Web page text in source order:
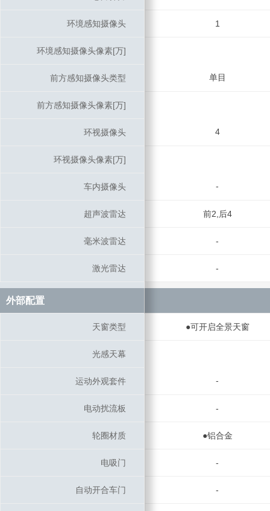
环境感知摄像头 1
环境感知摄像头像素[万]
前方感知摄像头类型 单目
前方感知摄像头像素[万]
环视摄像头 4
环视摄像头像素[万]
车内摄像头 -
超声波雷达 前2,后4
毫米波雷达 -
激光雷达 -
外部配置
天窗类型 ●可开启全景天窗
光感天幕
运动外观套件 -
电动扰流板 -
轮圈材质 ●铝合金
电吸门 -
自动开合车门 -
环境感知摄像头
环境感知摄像头像素[万]
前方感知摄像头类型
前方感知摄像头像素[万]
环视摄像头
环视摄像头像素[万]
车内摄像头
超声波雷达
毫米波雷达
激光雷达
外部配置
天窗类型
光感天幕
运动外观套件
电动扰流板
轮圈材质
电吸门
自动开合车门